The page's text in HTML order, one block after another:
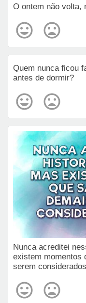
O ontem não volta,
Quem nunca ficou
antes de dormir?
Nunca acreditei
existem momentos
serem